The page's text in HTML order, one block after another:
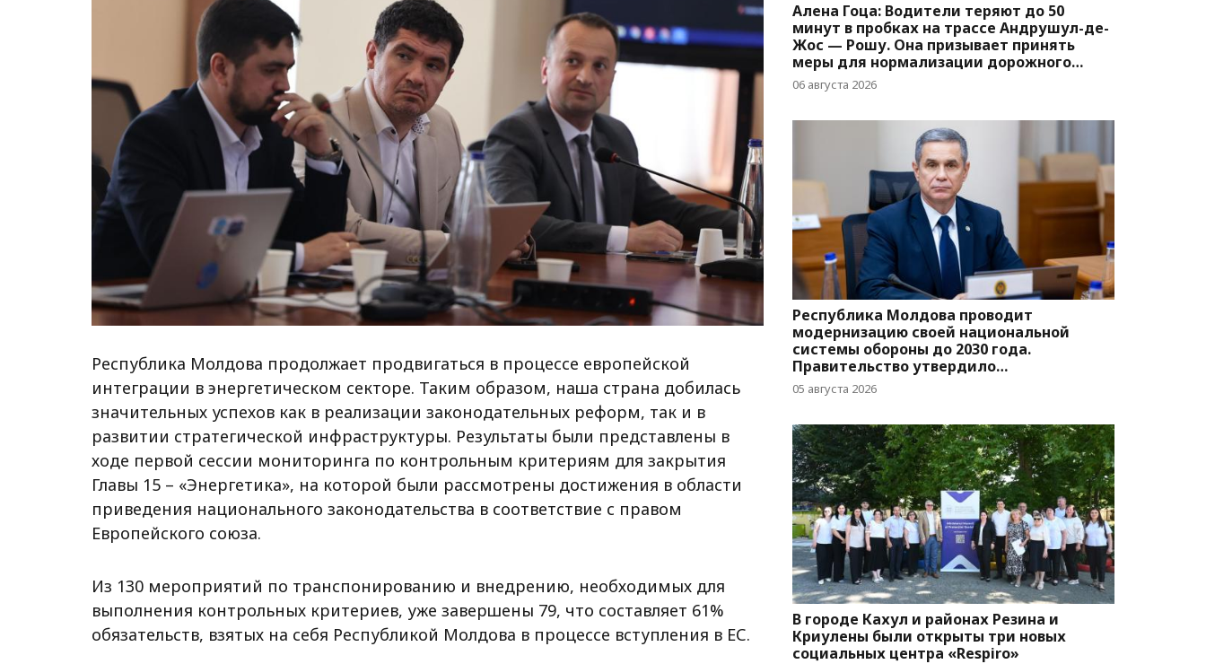
Республика Молдова продолжает продвигаться в процессе европейской
интеграции в энергетическом секторе. Таким образом, наша страна добилась
значительных успехов как в реализации законодательных реформ, так и в
развитии стратегической инфраструктуры. Результаты были представлены в
ходе первой сессии мониторинга по контрольным критериям для закрытия
Главы 15 – «Энергетика», на которой были рассмотрены достижения в области
приведения национального законодательства в соответствие с правом
Европейского союза.
Из 130 мероприятий по транспонированию и внедрению, необходимых для
выполнения контрольных критериев, уже завершены 79, что составляет 61%
обязательств, взятых на себя Республикой Молдова в процессе вступления в ЕС.
Алена Гоца: Водители теряют до 50
минут в пробках на трассе Андрушул-де-
Жос — Рошу. Она призывает принять
меры для нормализации дорожного
движения
06 августа 2026
Республика Молдова проводит
модернизацию своей национальной
системы обороны до 2030 года.
Правительство утвердило
соответствующую программу
05 августа 2026
В городе Кахул и районах Резина и
Криулены были открыты три новых
социальных центра «Respiro»